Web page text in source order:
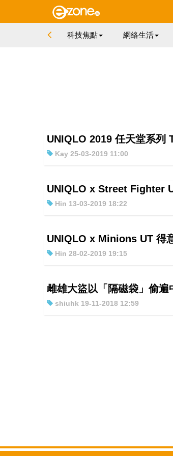
科技焦點 網絡生活
UNIQLO 2019 任天堂系列
Kay 25-03-2019 11:00
UNIQLO x Street Fighter
Hin 13-03-2019 18:22
UNIQLO x Minions UT 得
Hin 28-02-2019 19:15
雌雄大盜以「隔磁袋」偷
shiuhk 19-11-2018 12:59